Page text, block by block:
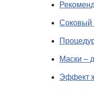
Соковый
Маски –
Эффект